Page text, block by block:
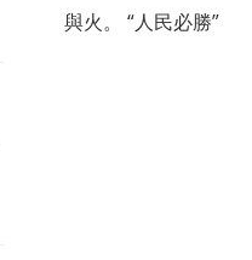
與火。 “人民必勝”